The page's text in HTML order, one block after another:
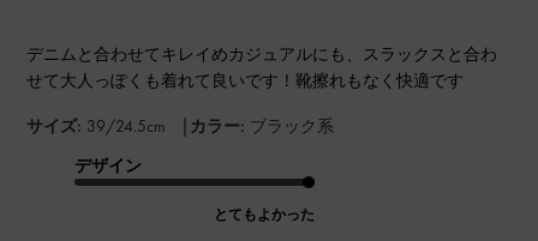
デニムと合わせてキレイめカジュアルにも、スラックスと合わ
せて大人っぽくも着れて良いです！靴擦れもなく快適です
サイズ: 39/24.5cm | カラー: ブラック系
デザイン
とてもよかった